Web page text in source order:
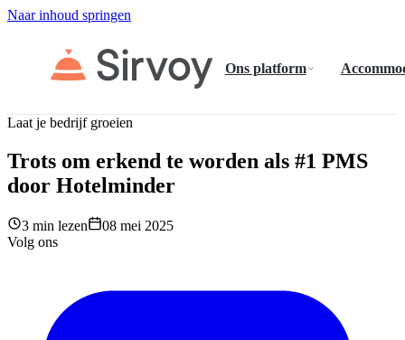
Naar inhoud springen
Ons platform
Laat je bedrijf groeien
Trots om erkend te worden als #1 PMS
door Hotelminder
3 min lezen
08 mei 2025
Volg ons